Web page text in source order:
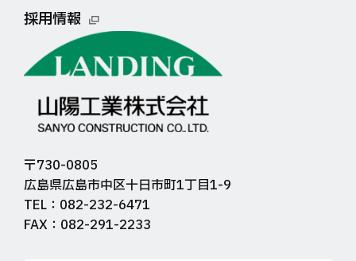
採用情報
〒730-0805
広島県広島市中区十日市町1丁目1-9
TEL：082-232-6471
FAX：082-291-2233